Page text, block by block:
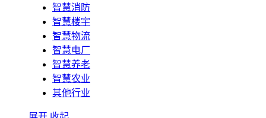
智慧消防
智慧楼宇
智慧物流
智慧电厂
智慧养老
智慧农业
其他行业